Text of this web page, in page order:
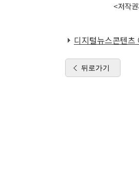
<저작
디지털뉴스콘텐츠
뒤로가기